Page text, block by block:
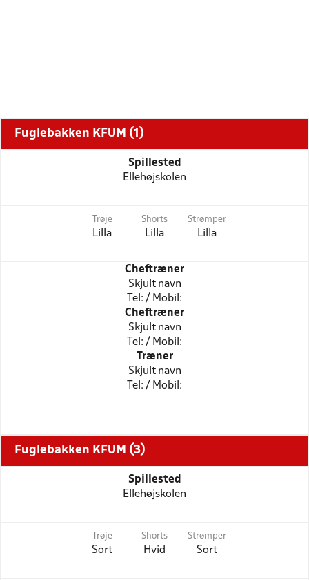
Fuglebakken KFUM (1)
Spillested
Ellehøjskolen
Trøje
Lilla
Shorts
Lilla
Strømper
Lilla
Cheftræner
Skjult navn
Tel: / Mobil:
Cheftræner
Skjult navn
Tel: / Mobil:
Træner
Skjult navn
Tel: / Mobil:
Fuglebakken KFUM (3)
Spillested
Ellehøjskolen
Trøje
Sort
Shorts
Hvid
Strømper
Sort